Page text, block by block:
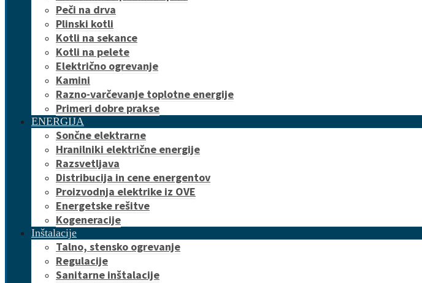
Peči na drva
Plinski kotli
Kotli na sekance
Kotli na pelete
Električno ogrevanje
Kamini
Razno-varčevanje toplotne energije
Primeri dobre prakse
ENERGIJA
Sončne elektrarne
Hranilniki električne energije
Razsvetljava
Distribucija in cene energentov
Proizvodnja elektrike iz OVE
Energetske rešitve
Kogeneracije
Inštalacije
Talno, stensko ogrevanje
Regulacije
Sanitarne inštalacije